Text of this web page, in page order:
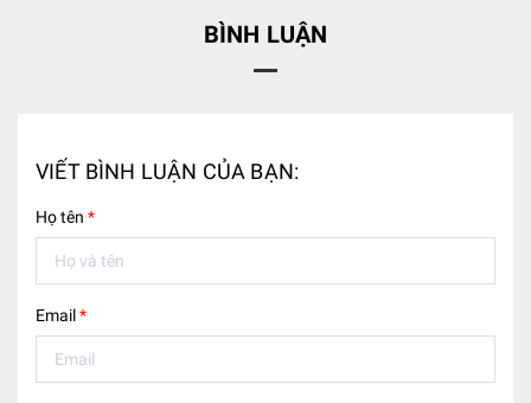
BÌNH LUẬN
VIẾT BÌNH LUẬN CỦA BẠN:
Họ tên *
Email*